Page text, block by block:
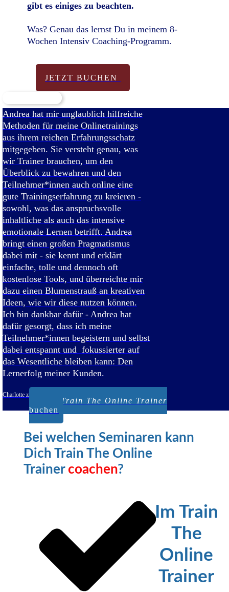
gibt es einiges zu beachten.
Was? Genau das lernst Du in meinem 8-
Wochen Intensiv Coaching-Programm.
JETZT BUCHEN
Andrea hat mir unglaublich hilfreiche
Methoden für meine Onlinetrainings
aus ihrem reichen Erfahrungsschatz
mitgegeben. Sie versteht genau, was
wir Trainer brauchen, um den
Überblick zu bewahren und den
Teilnehmer*innen auch online eine
gute Trainingserfahrung zu kreieren -
sowohl, was das anspruchsvolle
inhaltliche als auch das intensive
emotionale Lernen betrifft. Andrea
bringt einen großen Pragmatismus
dabei mit - sie kennt und erklärt
einfache, tolle und dennoch oft
kostenlose Tools, und überreichte mir
dazu einen Blumenstrauß an kreativen
Ideen, wie wir diese nutzen können.
Ich bin dankbar dafür - Andrea hat
dafür gesorgt, dass ich meine
Teilnehmer*innen begeistern und selbst
dabei entspannt und fokussierter auf
das Wesentliche bleiben kann: Den
Lernerfolg meiner Kunden.
Charlotte zu Knyphausen, she-gets-it, Trainerin, Potsdam
Train The Online Trainer
buchen
Bei welchen Seminaren kann
Dich Train The Online
Trainer coachen?
Im Train
The
Online
Trainer